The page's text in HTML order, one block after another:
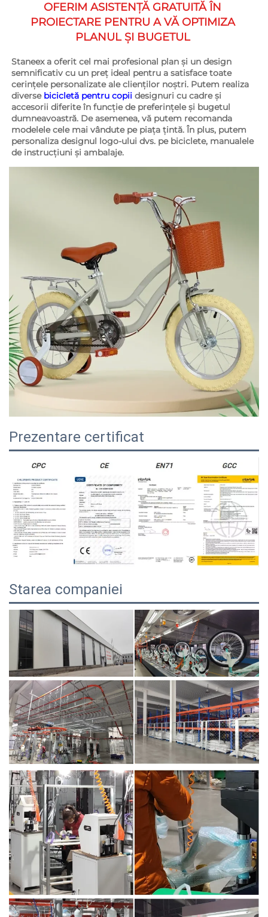
OFERIM ASISTENȚĂ GRATUITĂ ÎN
PROIECTARE PENTRU A VĂ OPTIMIZA
PLANUL ȘI BUGETUL
Staneex a oferit cel mai profesional plan și un design
semnificativ cu un preț ideal pentru a satisface toate
cerințele personalizate ale clienților noștri. Putem realiza
diverse bicicletă pentru copii designuri cu cadre și
accesorii diferite în funcție de preferințele și bugetul
dumneavoastră. De asemenea, vă putem recomanda
modelele cele mai vândute pe piața țintă. În plus, putem
personaliza designul logo-ului dvs. pe biciclete, manualele
de instrucțiuni și ambalaje.
Prezentare certificat
Starea companiei